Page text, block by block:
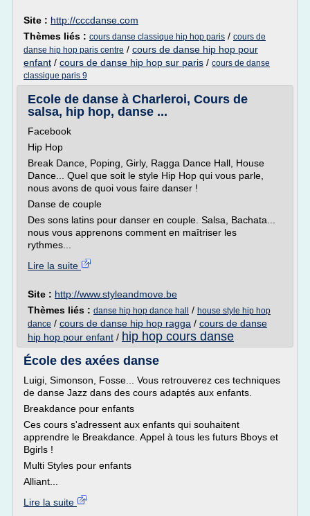
Site : http://cccdanse.com
Thèmes liés : cours danse classique hip hop paris / cours de
danse hip hop paris centre / cours de danse hip hop pour
enfant / cours de danse hip hop sur paris / cours de danse
classique paris 9
Ecole de danse à Charleroi, Cours de
salsa, hip hop, danse ...
Facebook
Hip Hop
Break Dance, Poping, Girly, Ragga Dance Hall, House
Dance... Quel que soit le style Hip Hop qui vous parle,
nous avons de quoi vous faire danser !
Danse de couple
Des sons latins pour danser en couple. Salsa, Bachata...
nous vous apprenons comment en maîtriser les
rythmes...
Lire la suite
Site : http://www.styleandmove.be
Thèmes liés : danse hip hop dance hall / house style hip hop
dance / cours de danse hip hop ragga / cours de danse
hip hop pour enfant / hip hop cours danse
École des axées danse
Luigi, Simonson, Fosse... Vous retrouverez ces techniques
de danse Jazz dans des cours adaptés aux enfants.
Breakdance pour enfants
Ces cours s'adressent aux enfants qui souhaitent
apprendre le Breakdance. Appel à tous les futurs Bboys et
Bgirls !
Multi Styles pour enfants
Alliant...
Lire la suite